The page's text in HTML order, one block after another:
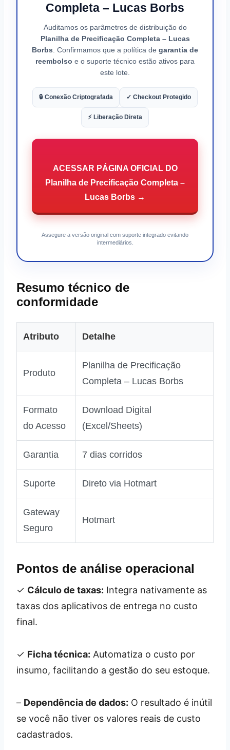
Completa – Lucas Borbs
Auditamos os parâmetros de distribuição do
Planilha de Precificação Completa – Lucas
Borbs . Confirmamos que a política de garantia de
reembolso e o suporte técnico estão ativos para
este lote.
🔒 Conexão Criptografada ✓ Checkout Protegido
⚡ Liberação Direta
ACESSAR PÁGINA OFICIAL DO
Planilha de Precificação Completa –
Lucas Borbs →
Assegure a versão original com suporte integrado evitando
intermediários.
Resumo técnico de
conformidade
Atributo Detalhe
Produto
Planilha de Precificação
Completa – Lucas Borbs
Formato
do Acesso
Download Digital
(Excel/Sheets)
Garantia 7 dias corridos
Suporte Direto via Hotmart
Gateway
Seguro
Hotmart
Pontos de análise operacional
✓ Cálculo de taxas: Integra nativamente as
taxas dos aplicativos de entrega no custo
final.
✓ Ficha técnica: Automatiza o custo por
insumo, facilitando a gestão do seu estoque.
– Dependência de dados: O resultado é inútil
se você não tiver os valores reais de custo
cadastrados.